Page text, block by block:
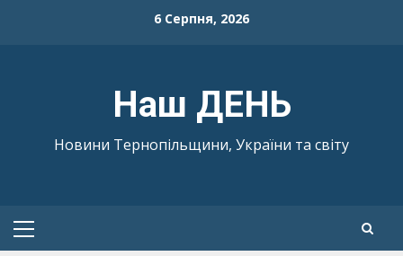
6 Серпня, 2026
Наш ДЕНЬ
Новини Тернопільщини, України та світу
Primary